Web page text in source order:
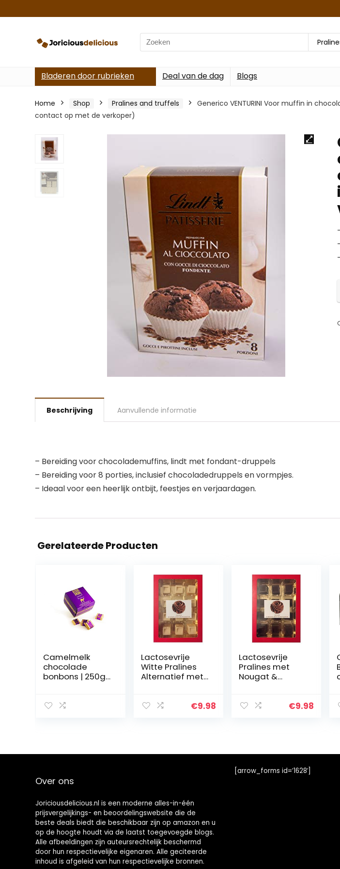
Search
for:
Bladeren door rubrieken Deal van de dag Blogs
Home Shop Pralines and truffels
Generico VENTURINI Voor muffin in
contact op met de verkoper)
Beschrijving Aanvullende informatie
– Bereiding voor chocolademuffins, lindt met fondant-druppels
– Bereiding voor 8 porties, inclusief chocoladedruppels en vormpjes.
– Ideaal voor een heerlijk ontbijt, feestjes en verjaardagen.
Gerelateerde Producten
Camelmelk
chocolade
bonbons | 250g |
geproduceerd
richtlijn
Lactosevrije
Witte Pralines
Alternatief met
MANUFAKTUR)
€9.98
Lactosevrije
Pralines met
Nougat &
SCHOKOLADEN-
€9.98
Over ons
Joriciousdelicious.nl is een moderne alles-in-één
prijsvergelijkings- en beoordelingswebsite die de
beste deals biedt die beschikbaar zijn op amazon en u
op de hoogte houdt via de laatst toegevoegde blogs.
Alle afbeeldingen zijn auteursrechtelijk beschermd
door hun respectievelijke eigenaren. Alle geciteerde
inhoud is afgeleid van hun respectievelijke bronnen.
[arrow_forms id=’1628′]